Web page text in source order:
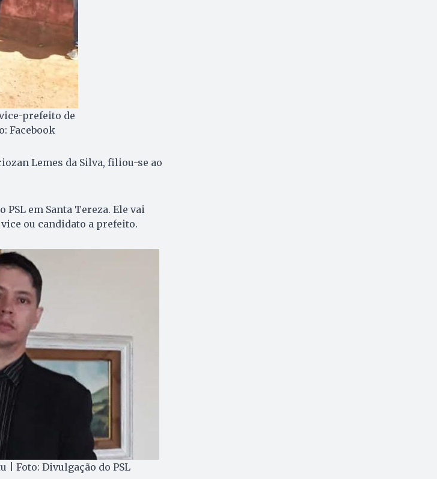
prefeito de
Facebook
Lemes da Silva, filiou-se ao
em Santa Tereza. Ele vai
ou candidato a prefeito.
| Foto: Divulgação do PSL